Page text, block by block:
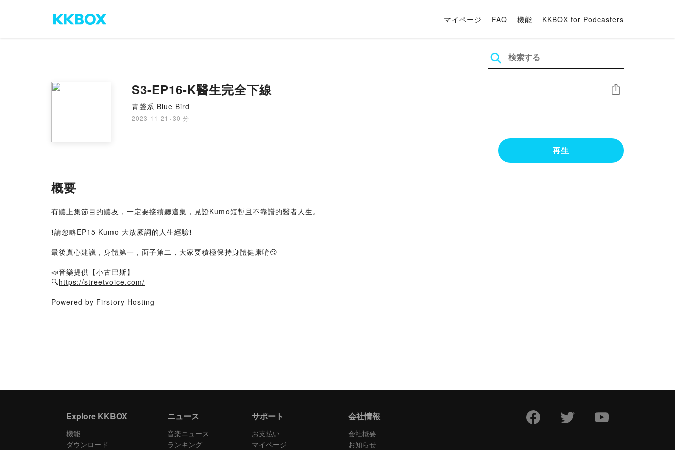
マイページ FAQ 機能 KKBOX for Podcasters
S3-EP16-K醫生完全下線
青聲系 Blue Bird
2023-11-21 · 30 分
シェア
再生
概要
有聽上集節目的聽友，一定要接續聽這集，見證Kumo短暫且不靠譜的醫者人生。
❗️請忽略EP15 Kumo 大放厥詞的人生經驗❗️
最後真心建議，身體第一，面子第二，大家要積極保持身體健康唷😏
📣音樂提供【小古巴斯】
🔍https://streetvoice.com/
Powered by Firstory Hosting
Explore KKBOX
機能
ダウンロード
ニュース
音楽ニュース
ランキング
サポート
お支払い
マイページ
会社情報
会社概要
お知らせ